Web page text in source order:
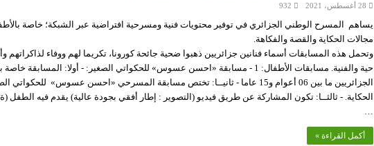
28 أغسطس، 2021 932
مجالات الحكاية والقصة والفكاهة.
وتحمل هذه المسابقات أسماء فنانين جزائريين ذهبوا ضحية جائحة كورونا، تكريما لهم ووفاء لذاكراتهم
حية والفنية. مسابقات الأطفال: 1 ‫- مسابقة «احسن عسوس» للحكواتي الصغير: ‫-
الجزائريين ما بين 06 أعوام و15 عاما ‫- ثانيــا: تختص مسابقة المسرحي «احسن عسوس»
الحكاية. ‫- ثالثــا: تكون المشاركة عن طريق فيديو (التصوير : إطار أفقي بجودة عالية) يقدم فيه
أكمل القراءة »